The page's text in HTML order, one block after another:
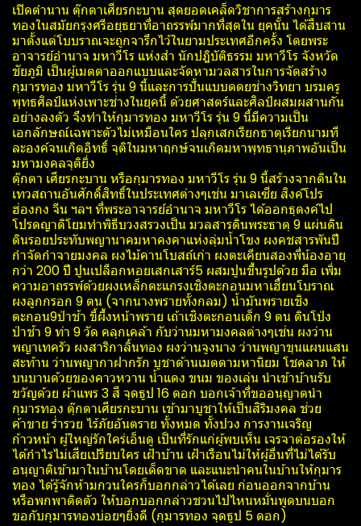
เปิดตำนาน ตุ๊กตาเศียรกะบาน สุดยอดเคล็ดวิชาการสร้างกุมาร
ทองในสมัยกรุงศรีอยุธยาที่อาถรรพ์มากที่สุดใน ยุคนั้น ได้สืบสาน
มาตั้งแต่โบบราณจะถูกจารึกไว้ในยามประเทศอีกครั้ง โดยพระ
อาจารย์อำนาจ มหาวีโร แห่งสำ นักปฎิบัติธรรม มหาวีโร จังหวัด
ชัยภูมิ เป็นผู้เมตตาออกแบบและจัดหามวลสารในการจัดสร้าง
กุมารทอง มหาวีโร รุ่น 9 นี้และการปั้นแบบดดยช่างวิทยา บรมครู
พุทธศิลป์แห่งเพาะช่างในยุคนี้ ด้วยศาสตร์และศิลป์ผสมผสานกัน
อย่างลงตัว จึงทำให้กุมารทอง มหาวีโร รุ่น 9 นี้มีความเป็น
เอกลักษณ์เฉพาะตัวไม่เหมือนใคร ปลุกเสกเรียกธาตุเรียกนามที
ละองค์จนเกิดอิทธิ์ จุติในมหาฤกษ์จนเกิดมหาพุทธานุภาพอันเป็น
มหามงคลจุติยิ่ง
ตุ๊กตา เศียรกะบาน หรือกุมารทอง มหาวีโร รุ่น 9 นี้สร้างจากดินใน
เทวสถานอันศักดิ์สิทธิ์ในประเทศต่างๆเช่น มาเลเซีย สิงค์โปร
ฮ่องกง จีน ฯลฯ ที่พระอาจารย์อำนาจ มหาวีโร ได้ออกธุดงค์ไป
โปรดญาติโยมทำพิธีบวงสรวงเป็น มวลสารดินพระธาตุ 9 แผ่นดิน
ดินรอยประทับพญานาคมหาคงคาแห่งลุ่มน้ำโขง ผงคชสารพันปี
กำจัดกำจายมงคล ผงไม้คานโบสถ์เก่า ผงตะเคียนสองพี่น้องอายุ
กว่า 200 ปี ปูนเปลือกหอยเสกเสาร์5 ผสมปูนขึ้นรูปด้วย มือ เพิ่ม
ความอาถรรพ์ด้วยผงเหล็กตะแกรงเชิงตะกอนมหาเฮี้ยนโบราณ
ผงลูกกรอก 9 ตน (จากนางพรายทั้งกลม) น้ำมันพรายเชิง
ตะกอน9ป่าช้า ขี้ผึ้งหน้าพราย เถ้าเชิงตะกอนเด็ก 9 ตน ดินโป่ง
ป่าช้า 9 ท่า 9 วัด คลุกเคล้า กับว่านมหามงคลต่างๆเช่น ผงว่าน
พญาเทครัว ผงสาริกาลิ้นทอง ผงว่านจูงนาง ว่านพญาขุนแผนแสน
สะท้าน ว่านพญากาฝากรัก บูชาด้านเมตตามหานิยม โชคลาภ ให้
บนบานด้วยของคาวหวาน น้ำแดง ขนม ของเล่น นำเข้าบ้านรับ
ขวัญด้วย ผ้าแพร 3 สี จุดธูป 16 ดอก บอกเจ้าที่ขออนุญาตนำ
กุมารทอง ตุ๊กตาเศียรกะบาน เข้ามาบูชาให้เป็นสิริมงคล ช่วย
ค้าขาย ร่ำรวย ไร้ภัยอันตราย ทั้งหมด ทั้งปวง การงานเจริญ
ก้าวหน้า ผู้ใหญ่รักใคร่เอ็นดู เป็นที่รักแก่ผู้พบเห็น เจรจาต่อรองให้
ได้กำไรไม่เสียเปรียบใคร เฝ้าบ้าน เฝ้าเรือนไม่ให้ผู้อื่นที่ไม่ได้รับ
อนุญาติเข้ามาในบ้านโดยเด็ดขาด และแนะนำคนในบ้านให้กุมาร
ทอง ได้รู้จักห้ามกวนใครก็บอกกล่าวได้เลย ก่อนออกจากบ้าน
หรือพกพาติดตัว ให้บอกบอกกล่าวชวนไปไหนหมั่นพูดบนบอก
ขอกับกุมารทองบ่อยๆยิ่งดี (กุมารทอง จุดธูป 5 ดอก)